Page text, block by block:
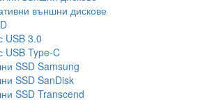
външни дискове
USB 3.0
USB Type-C
SSD Samsung
SSD SanDisk
SSD Transcend